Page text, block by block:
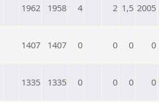
1962 1958 4 2 1,5 2005
1407 1407 0 0 0 0
1335 1335 0 0 0 0